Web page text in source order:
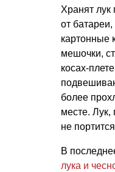
Хранят лук
от
картонные
мешочки,
косах-
более
месте.
не
В
лука и